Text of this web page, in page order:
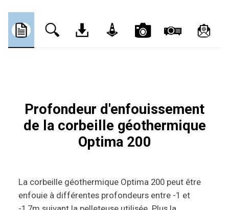
Profondeur d'enfouissement
de la corbeille géothermique
Optima 200
La corbeille géothermique Optima 200 peut être
enfouie à différentes profondeurs entre -1 et